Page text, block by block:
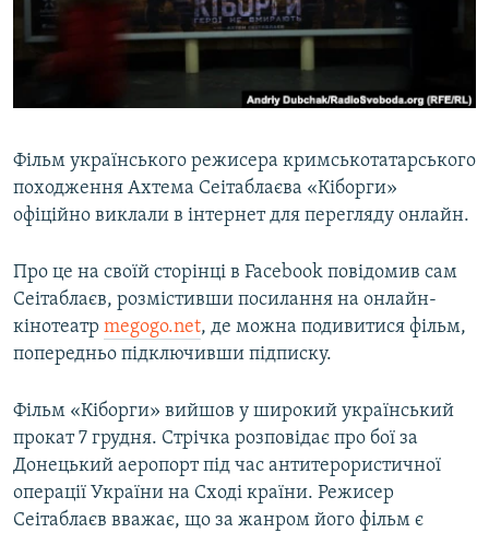
ВІДЕОУРОКИ «ELIFBE»
Русский
Фільм українського режисера кримськотатарського
походження Ахтема Сеітаблаєва «Кіборги»
офіційно виклали в інтернет для перегляду онлайн.
Про це на своїй сторінці в Facebook повідомив сам
Сеітаблаєв, розмістивши посилання на онлайн-
кінотеатр megogo.net, де можна подивитися фільм,
попередньо підключивши підписку.
Фільм «Кіборги» вийшов у широкий український
прокат 7 грудня. Стрічка розповідає про бої за
Донецький аеропорт під час антитерористичної
операції України на Сході країни. Режисер
Сеітаблаєв вважає, що за жанром його фільм є